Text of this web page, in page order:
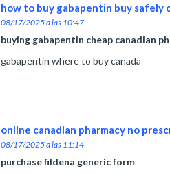
how to buy gabapentin buy safely
08/17/2025 a las 10:47
buying gabapentin cheap canadian
gabapentin where to buy canada
online canadian pharmacy no
08/17/2025 a las 11:14
purchase fildena generic form